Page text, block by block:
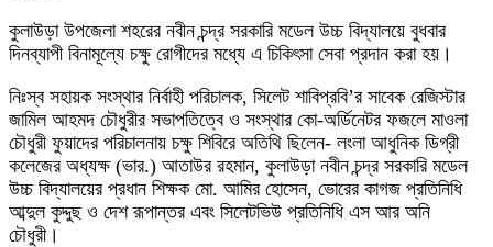
কুলাউড়া উপজেলা শহরের নবীন চন্দ্র সরকারি মডেল উচ্চ বিদ্যালয়ে বুধবার
দিনব্যাপী বিনামূল্যে চক্ষু রোগীদের মধ্যে এ চিকিৎসা সেবা প্রদান করা হয়।
নিঃস্ব সহায়ক সংস্থার নির্বাহী পরিচালক, সিলেট শাবিপ্রবি’র সাবেক রেজিস্টার
জামিল আহমদ চৌধুরীর সভাপতিত্বে ও সংস্থার কো-অর্ডিনেটর ফজলে মাওলা
চৌধুরী ফুয়াদের পরিচালনায় চক্ষু শিবিরে অতিথি ছিলেন- লংলা আধুনিক ডিগ্রী
কলেজের অধ্যক্ষ (ভার.) আতাউর রহমান, কুলাউড়া নবীন চন্দ্র সরকারি মডেল
উচ্চ বিদ্যালয়ের প্রধান শিক্ষক মো. আমির হোসেন, ভোরের কাগজ প্রতিনিধি
আব্দুল কুদ্দুছ ও দেশ রূপান্তর এবং সিলেটভিউ প্রতিনিধি এস আর অনি
চৌধুরী।